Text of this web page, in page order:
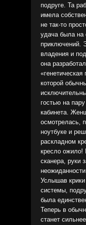
подруге. Та
имела
не так-то
удача была на
приключений.
владения и
она
которой
гостью на
кабинета.
осмотрелась,
ноутбуке и
раскладном
кресло ожило!
сканера, руки
Услышав крики
системы,
была
Теперь в
станет